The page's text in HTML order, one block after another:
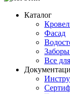
Каталог
Фасад
Все